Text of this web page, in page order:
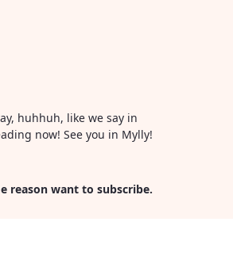
huhhuh, like we say in
now! See you in Mylly!
reason want to subscribe.